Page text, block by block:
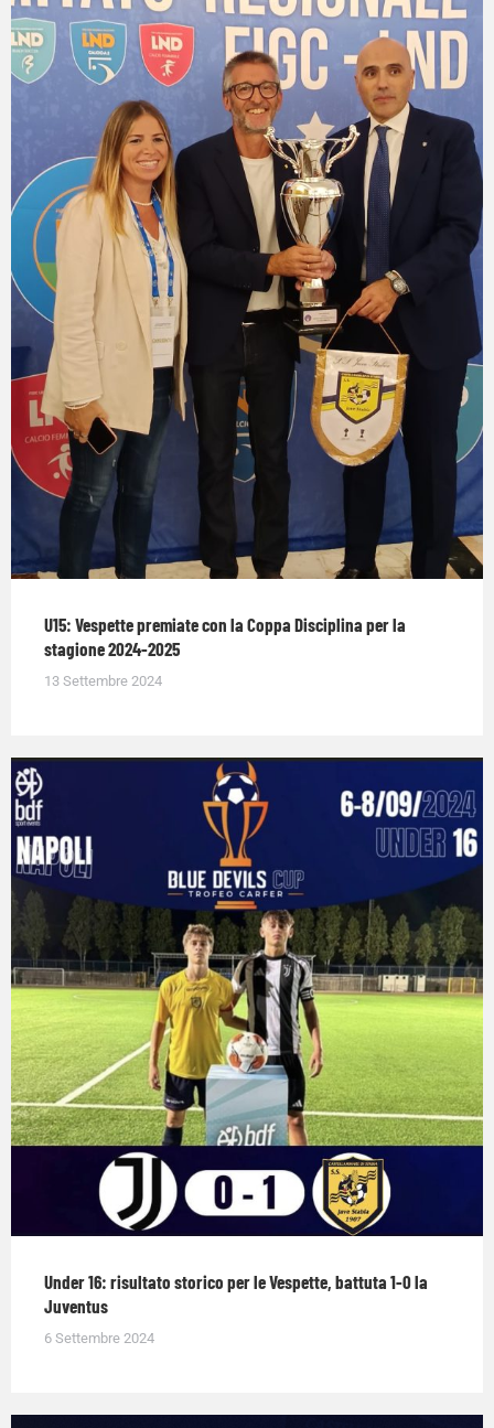
U15: Vespette premiate con la Coppa Disciplina per la
stagione 2024-2025
13 Settembre 2024
Under 16: risultato storico per le Vespette, battuta 1-0 la
Juventus
6 Settembre 2024